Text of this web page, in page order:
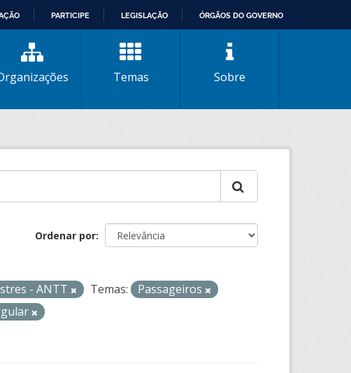
PARTICIPE LEGISLAÇÃO ÓRGÃOS DO GOVERNO
Temas Sobre
Ordenar por
- ANTT Temas:
Passageiros